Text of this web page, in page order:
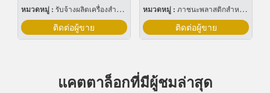
หมวดหมู่ : รับจ้างผลิตเครื่องสำอาง
ติดต่อผู้ขาย
หมวดหมู่ : ภาชนะพลาสติกสำหรับบรรจุ
ติดต่อผู้ขาย
แคตตาล็อกที่มีผู้ชมล่าสุด